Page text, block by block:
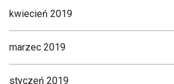
kwiecień 2019
marzec 2019
styczeń 2019